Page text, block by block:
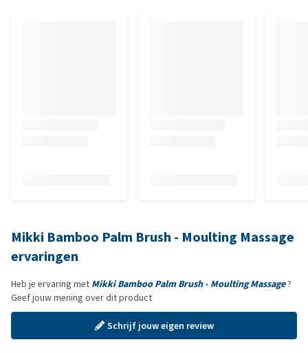
Mikki Bamboo Palm Brush - Moulting Massage
ervaringen
Heb je ervaring met Mikki Bamboo Palm Brush - Moulting Massage?
Geef jouw mening over dit product
Schrijf jouw eigen review